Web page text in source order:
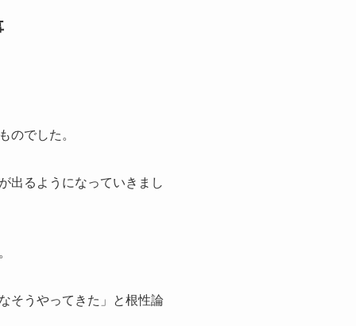
のでした。
出るようになっていきまし
そうやってきた」と根性論